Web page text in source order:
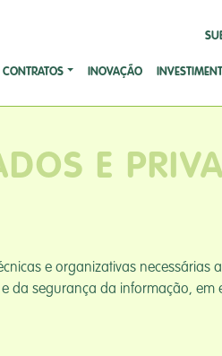
CONTRATOS INOVAÇÃO
E
e organizativas
segurança da informação, em